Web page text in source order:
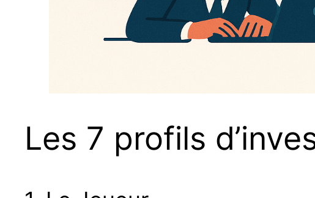
Les 7 profils